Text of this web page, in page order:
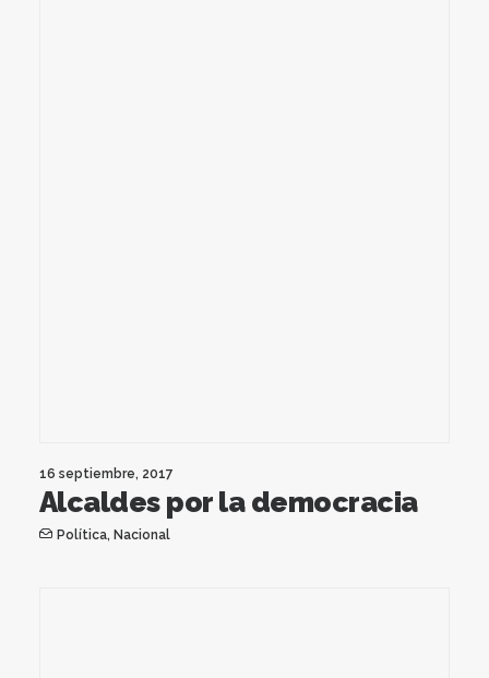
16 septiembre, 2017
Alcaldes por la democracia
Política, Nacional